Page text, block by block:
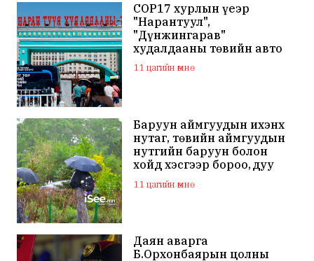
COP17 хурлын үеэр
"Нарантуул",
"Дүнжингарав"
худалдааны төвийн авто
зогсоолыг хаана
11 цагийн өмнө
Баруун аймгуудын ихэнх
нутаг, төвийн аймгуудын
нутгийн баруун болон
хойд хэсгээр бороо, дуу
цахилгаантай аадар бороо
11 цагийн өмнө
Даян аварга
Б.Орхонбаярын цолны